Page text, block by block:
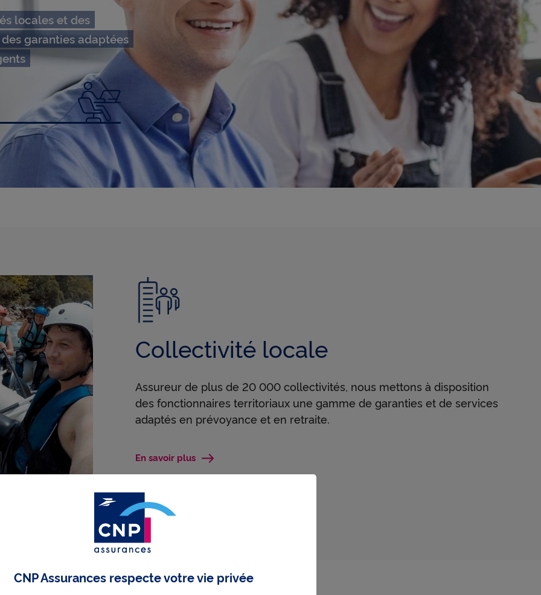
locales et des
garanties adaptées
Collectivité locale
Assureur de plus de 20 000 collectivités, nous mettons à disposition
des fonctionnaires territoriaux une gamme de garanties et de services
adaptés en prévoyance et en retraite.
En savoir plus
CNP Assurances respecte votre vie privée